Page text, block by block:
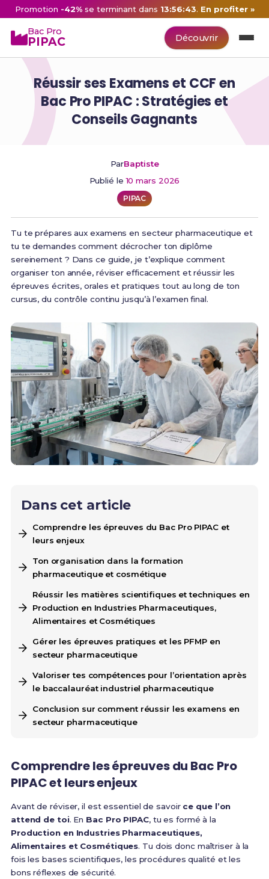
Promotion -42%se terminant dans 13:56:42. En profiter »
Bac Pro
PIPAC Découvrir
Réussir ses Examens et CCF en
Bac Pro PIPAC : Stratégies et
Conseils Gagnants
ParBaptiste
Publié le10 mars 2026
PIPAC
Tu te prépares aux examens en secteur pharmaceutique et
tu te demandes comment décrocher ton diplôme
sereinement ? Dans ce guide, je t’explique comment
organiser ton année, réviser efficacement et réussir les
épreuves écrites, orales et pratiques tout au long de ton
cursus, du contrôle continu jusqu’à l’examen final.
Dans cet article
Comprendre les épreuves du Bac Pro PIPAC et
leurs enjeux
Ton organisation dans la formation
pharmaceutique et cosmétique
Réussir les matières scientifiques et techniques en
Production en Industries Pharmaceutiques,
Alimentaires et Cosmétiques
Gérer les épreuves pratiques et les PFMP en
secteur pharmaceutique
Valoriser tes compétences pour l’orientation après
le baccalauréat industriel pharmaceutique
Conclusion sur comment réussir les examens en
secteur pharmaceutique
Comprendre les épreuves du Bac Pro
PIPAC et leurs enjeux
Avant de réviser, il est essentiel de savoir ce que l’on
attend de toi. En Bac Pro PIPAC, tu es formé à la
Production en Industries Pharmaceutiques,
Alimentaires et Cosmétiques. Tu dois donc maîtriser à la
fois les bases scientifiques, les procédures qualité et les
bons réflexes de sécurité.